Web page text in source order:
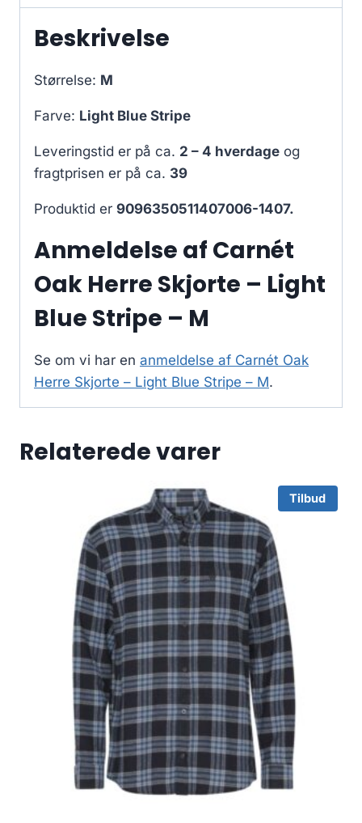
Beskrivelse
Størrelse: M
Farve: Light Blue Stripe
Leveringstid er på ca. 2 – 4 hverdage og
fragtprisen er på ca. 39
Produktid er 9096350511407006-1407.
Anmeldelse af Carnét
Oak Herre Skjorte – Light
Blue Stripe – M
Se om vi har en anmeldelse af Carnét Oak
Herre Skjorte – Light Blue Stripe – M.
Relaterede varer
Tilbud